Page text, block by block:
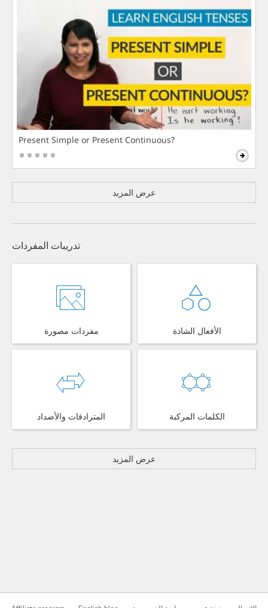
Present Simple or Present Continuous?
عرض المزيد
تدريبات المفردات
مفردات مصورة الأفعال الشاذة
المترادفات والأضداد الكلمات المركبة
عرض المزيد